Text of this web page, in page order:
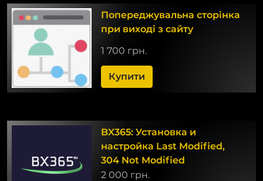
Попереджувальна сторінка
при виході з сайту
1 700 грн.
Купити
BX365: Установка и
настройка Last Modified,
304 Not Modified
2 000 грн.